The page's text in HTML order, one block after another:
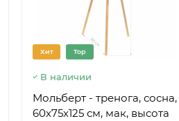
Хит Top
В наличии
Мольберт - тренога, сосна,
60х75х125 см, мак, высота